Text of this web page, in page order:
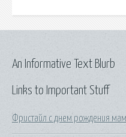
Links to Important Stuff
Фристайл с днем рождения
An Informative Text Blurb